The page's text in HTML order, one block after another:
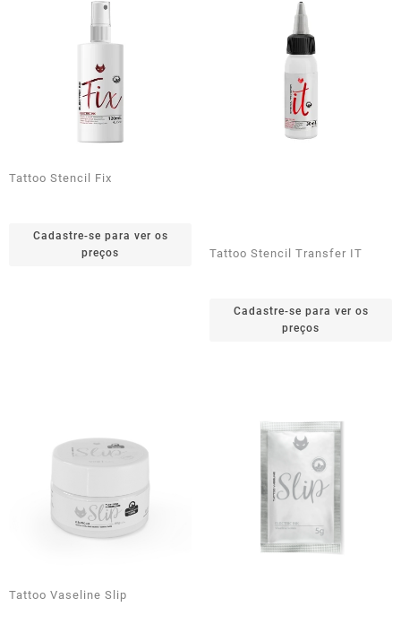
Tattoo Stencil Fix
Cadastre-se para ver os
preços
Tattoo Stencil Transfer IT
Cadastre-se para ver os
preços
Tattoo Vaseline Slip